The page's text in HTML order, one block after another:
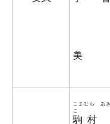
美
駒村
こまむら あき
こ